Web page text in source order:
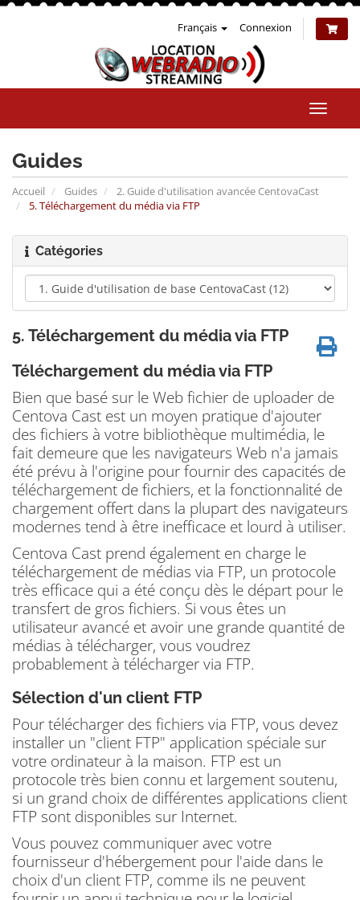
Français Connexion
la
Guides
Accueil Guides
2. Guide d'utilisation avancée CentovaCast
5. Téléchargement du média via FTP
Catégories
5. Téléchargement du média via FTP
Téléchargement du média via FTP
Bien que basé sur le Web fichier de uploader de
Centova Cast est un moyen pratique d'ajouter
des fichiers à votre bibliothèque multimédia, le
fait demeure que les navigateurs Web n'a jamais
été prévu à l'origine pour fournir des capacités de
téléchargement de fichiers, et la fonctionnalité de
chargement offert dans la plupart des navigateurs
modernes tend à être inefficace et lourd à utiliser.
Centova Cast prend également en charge le
téléchargement de médias via FTP, un protocole
très efficace qui a été conçu dès le départ pour le
transfert de gros fichiers. Si vous êtes un
utilisateur avancé et avoir une grande quantité de
médias à télécharger, vous voudrez
probablement à télécharger via FTP.
Sélection d'un client FTP
Pour télécharger des fichiers via FTP, vous devez
installer un "client FTP" application spéciale sur
votre ordinateur à la maison. FTP est un
protocole très bien connu et largement soutenu,
si un grand choix de différentes applications client
FTP sont disponibles sur Internet.
Vous pouvez communiquer avec votre
fournisseur d'hébergement pour l'aide dans le
choix d'un client FTP, comme ils ne peuvent